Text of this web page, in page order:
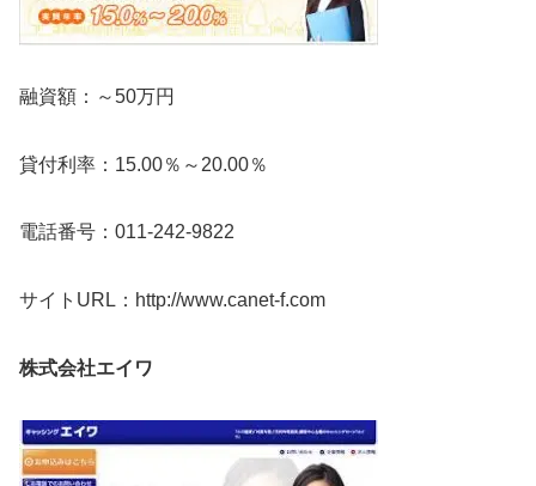
融資額：～50万円
貸付利率：15.00％～20.00％
電話番号：011-242-9822
サイトURL：http://www.canet-f.com
株式会社エイワ